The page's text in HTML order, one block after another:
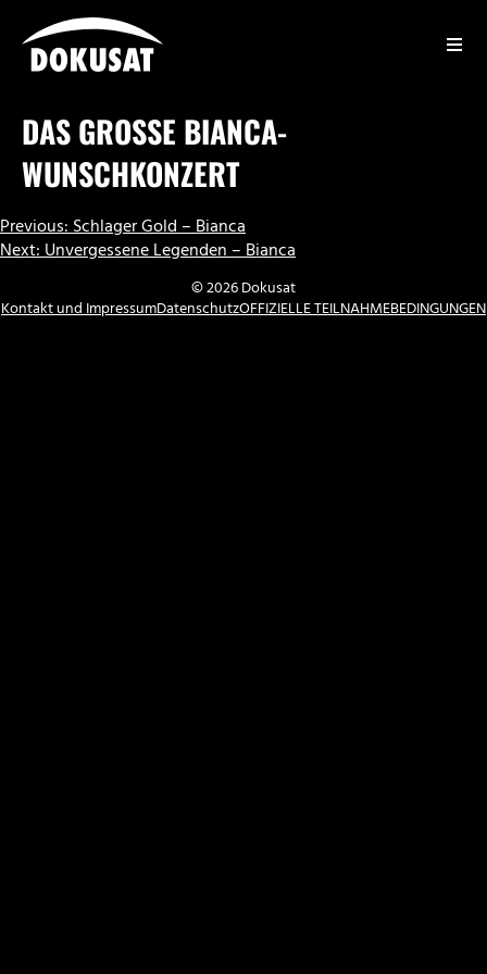
Inhalt
springen
DAS GROSSE BIANCA-W
UNSCHKONZERT
BEITRAGSNAVIGATION
Previous:Schlager Gold – Bianca
Next:Unvergessene Legenden – Bianca
© 2026 Dokusat
Kontakt und ImpressumDatenschutzOFFIZIELLE TEILNAHMEBEDINGUNGEN